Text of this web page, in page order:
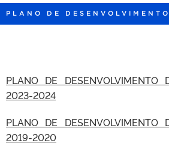
TELEFONES
PLANO DE
PLANO DE DESENVOLVIMENTO
2023-2024
PLANO DE DESENVOLVIMENTO
2019-2020